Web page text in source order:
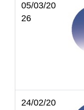
05/03/20
26
24/02/20